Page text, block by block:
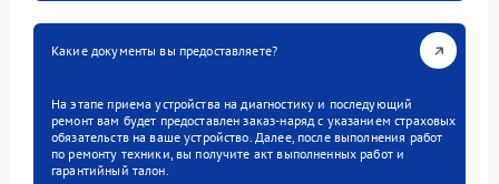
Какие документы вы предоставляете?
На этапе приема устройства на диагностику и последующий
ремонт вам будет предоставлен заказ-наряд с указанием страховых
обязательств на ваше устройство. Далее, после выполнения работ
по ремонту техники, вы получите акт выполненных работ и
гарантийный талон.